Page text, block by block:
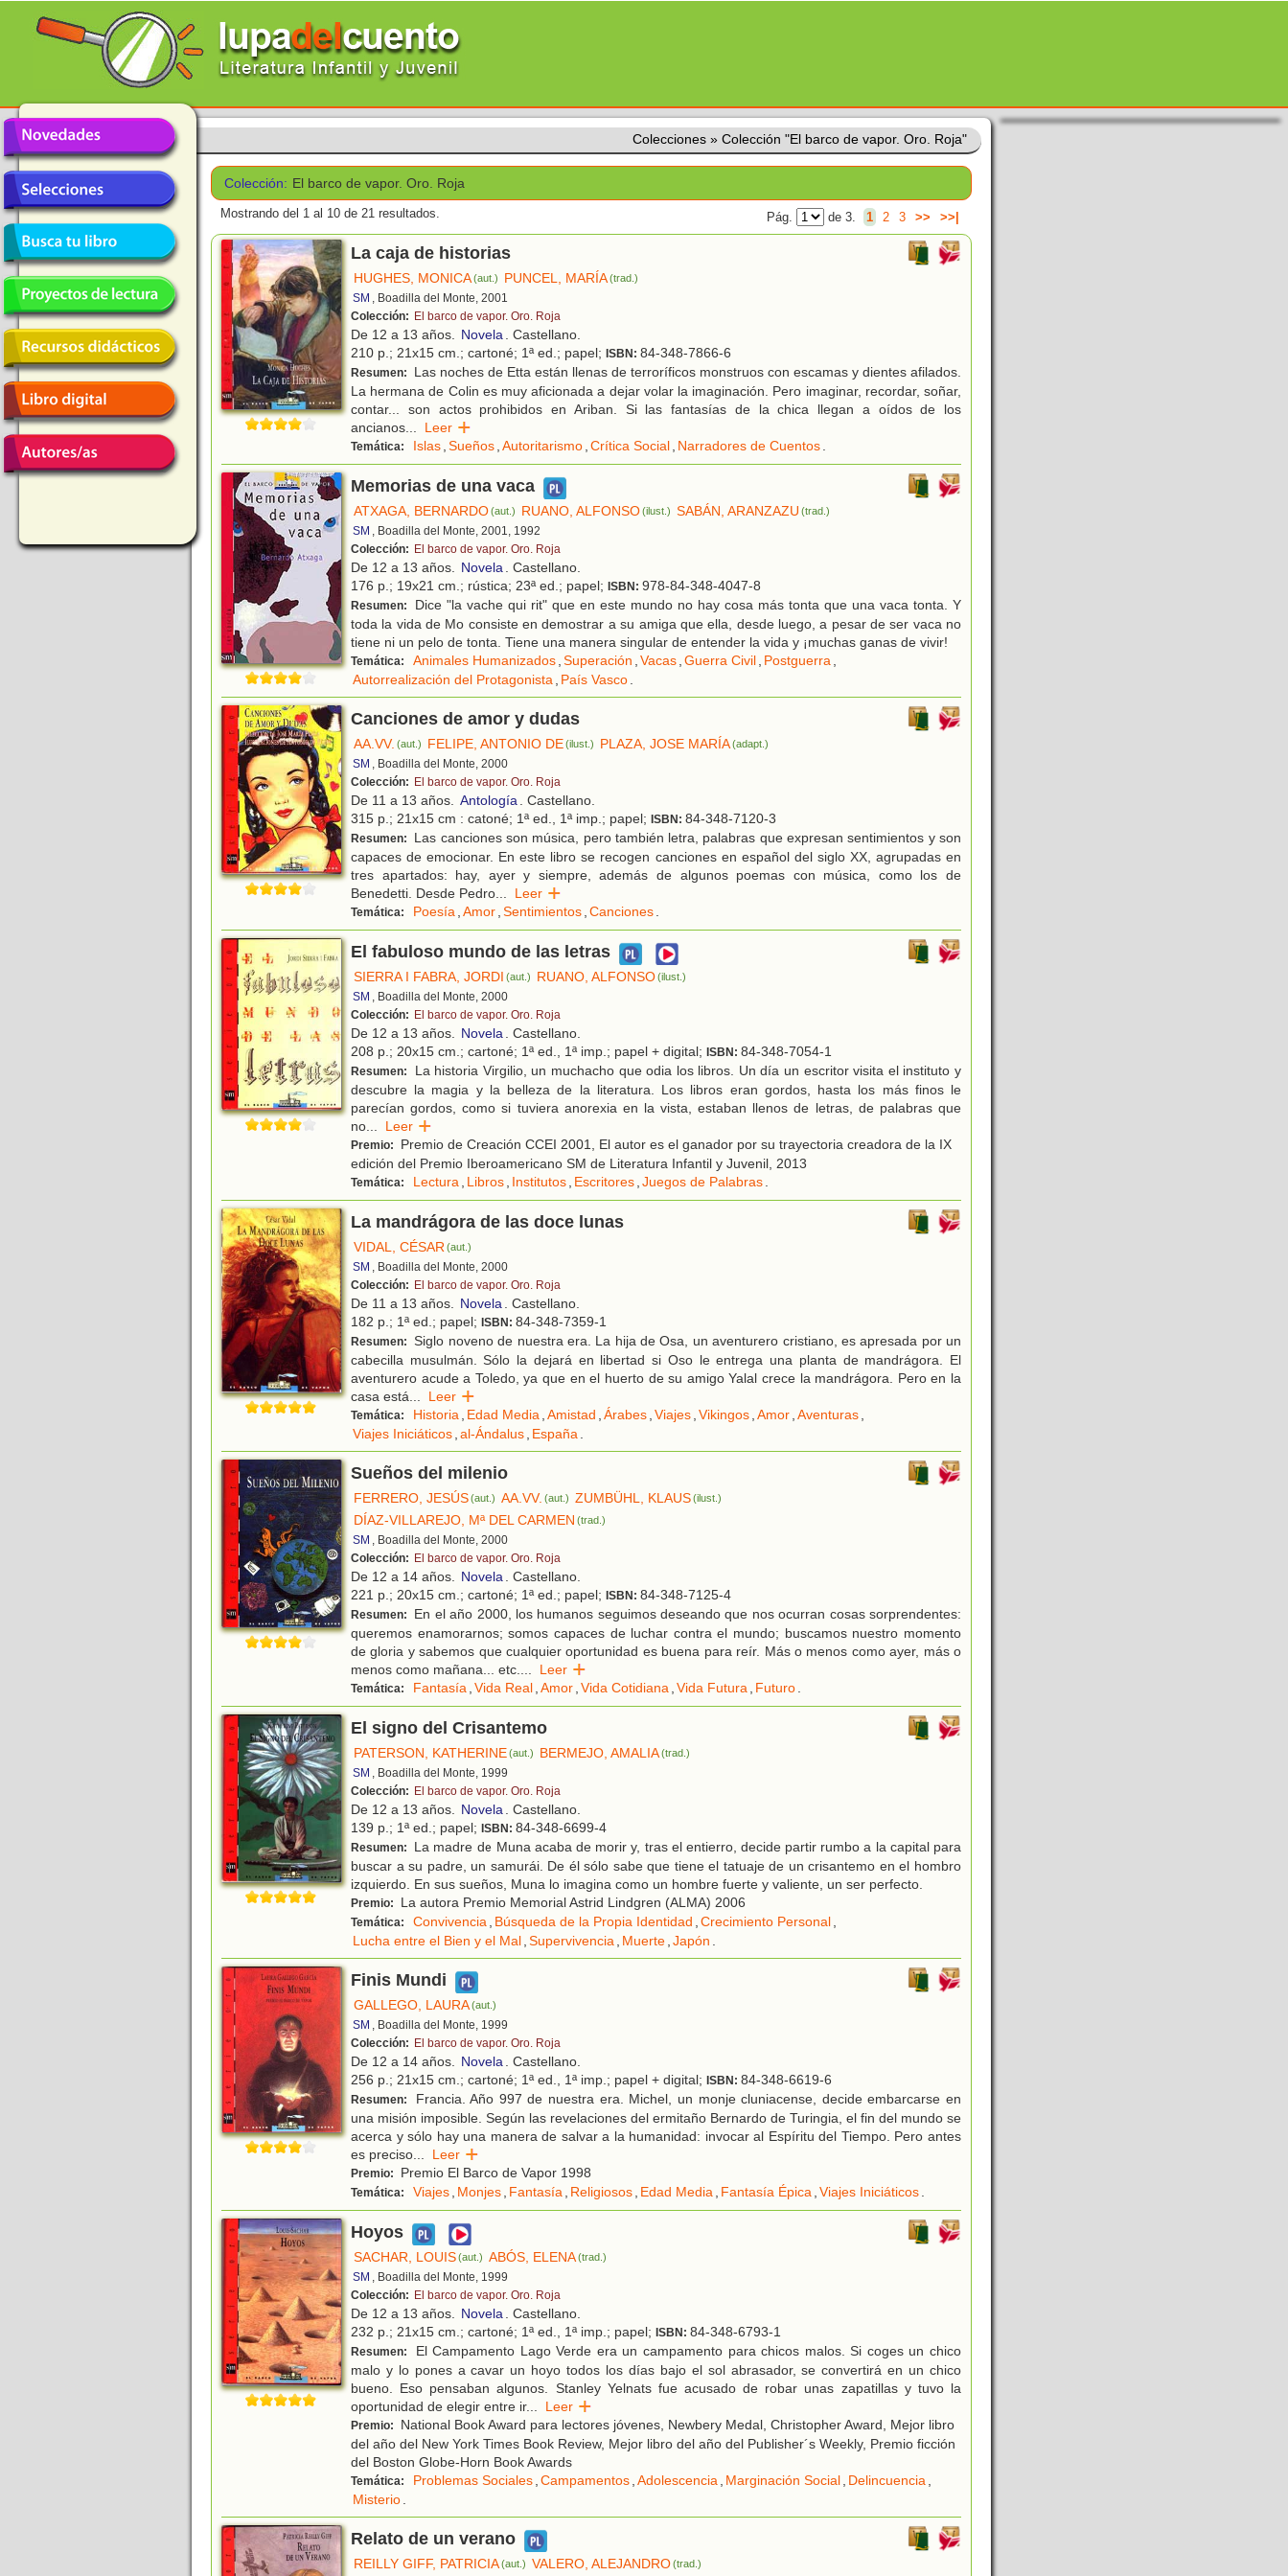
Colecciones » Colección "El barco de vapor. Oro. Roja"
Colección: El barco de vapor. Oro. Roja
Mostrando del 1 al 10 de 21 resultados. Pág. de 3. 1 2 3 >> >>|
La caja de historias
HUGHES, MONICA(aut.) PUNCEL, MARÍA(trad.)
SM , Boadilla del Monte, 2001
Colección: El barco de vapor. Oro. Roja
De 12 a 13 años. Novela. Castellano.
210 p.; 21x15 cm.; cartoné; 1ª ed.; papel; ISBN: 84-348-7866-6
Resumen:
Las noches de Etta están llenas de terroríficos monstruos con escamas y dientes afilados.
La hermana de Colin es muy aficionada a dejar volar la imaginación. Pero imaginar, recordar, soñar,
contar... son actos prohibidos en Ariban. Si las fantasías de la chica llegan a oídos de los
ancianos... Leer
Temática: Islas,Sueños,Autoritarismo,Crítica Social, Narradores de Cuentos.
Memorias de una vaca
ATXAGA, BERNARDO(aut.) RUANO, ALFONSO(ilust.) SABÁN, ARANZAZU (trad.)
SM , Boadilla del Monte, 2001, 1992
Colección: El barco de vapor. Oro. Roja
De 12 a 13 años. Novela. Castellano.
176 p.; 19x21 cm.; rústica; 23ª ed.; papel; ISBN: 978-84-348-4047-8
Resumen:
Dice "la vache qui rit" que en este mundo no hay cosa más tonta que una vaca tonta. Y
toda la vida de Mo consiste en demostrar a su amiga que ella, desde luego, a pesar de ser vaca no
tiene ni un pelo de tonta. Tiene una manera singular de entender la vida y ¡muchas ganas de vivir!
Temática: Animales Humanizados,Superación ,Vacas,Guerra Civil, Postguerra,
Autorrealización del Protagonista, País Vasco.
Canciones de amor y dudas
AA.VV. (aut.) FELIPE, ANTONIO DE(ilust.) PLAZA, JOSE MARÍA(adapt.)
SM , Boadilla del Monte, 2000
Colección: El barco de vapor. Oro. Roja
De 11 a 13 años. Antología. Castellano.
315 p.; 21x15 cm : catoné; 1ª ed., 1ª imp.; papel; ISBN: 84-348-7120-3
Resumen:
Las canciones son música, pero también letra, palabras que expresan sentimientos y son
capaces de emocionar. En este libro se recogen canciones en español del siglo XX, agrupadas en
tres apartados: hay, ayer y siempre, además de algunos poemas con música, como los de
Benedetti. Desde Pedro... Leer
Temática: Poesía,Amor,Sentimientos,Canciones.
El fabuloso mundo de las letras
SIERRA I FABRA, JORDI (aut.) RUANO, ALFONSO(ilust.)
SM , Boadilla del Monte, 2000
Colección: El barco de vapor. Oro. Roja
De 12 a 13 años. Novela. Castellano.
208 p.; 20x15 cm.; cartoné; 1ª ed., 1ª imp.; papel + digital; ISBN: 84-348-7054-1
Resumen:
La historia Virgilio, un muchacho que odia los libros. Un día un escritor visita el instituto y
descubre la magia y la belleza de la literatura. Los libros eran gordos, hasta los más finos le
parecían gordos, como si tuviera anorexia en la vista, estaban llenos de letras, de palabras que
no... Leer
Premio:
Premio de Creación CCEI 2001, El autor es el ganador por su trayectoria creadora de la IX
edición del Premio Iberoamericano SM de Literatura Infantil y Juvenil, 2013
Temática: Lectura, Libros, Institutos, Escritores,Juegos de Palabras.
La mandrágora de las doce lunas
VIDAL, CÉSAR(aut.)
SM , Boadilla del Monte, 2000
Colección: El barco de vapor. Oro. Roja
De 11 a 13 años. Novela. Castellano.
182 p.; 1ª ed.; papel; ISBN: 84-348-7359-1
Resumen: Siglo noveno de nuestra era. La hija de Osa, un aventurero cristiano, es apresada por un
cabecilla musulmán. Sólo la dejará en libertad si Oso le entrega una planta de mandrágora. El
aventurero acude a Toledo, ya que en el huerto de su amigo Yalal crece la mandrágora. Pero en la
casa está... Leer
Temática: Historia, Edad Media,Amistad ,Árabes,Viajes,Vikingos,Amor,Aventuras,
Viajes Iniciáticos,al-Ándalus, España.
Sueños del milenio
FERRERO, JESÚS(aut.) AA.VV. (aut.) ZUMBÜHL, KLAUS (ilust.)
DÍAZ-VILLAREJO, Mª DEL CARMEN (trad.)
SM , Boadilla del Monte, 2000
Colección: El barco de vapor. Oro. Roja
De 12 a 14 años. Novela. Castellano.
221 p.; 20x15 cm.; cartoné; 1ª ed.; papel; ISBN: 84-348-7125-4
Resumen:
En el año 2000, los humanos seguimos deseando que nos ocurran cosas sorprendentes:
queremos enamorarnos; somos capaces de luchar contra el mundo; buscamos nuestro momento
de gloria y sabemos que cualquier oportunidad es buena para reír. Más o menos como ayer, más o
menos como mañana... etc.... Leer
Temática: Fantasía,Vida Real,Amor,Vida Cotidiana,Vida Futura, Futuro.
El signo del Crisantemo
PATERSON, KATHERINE(aut.) BERMEJO, AMALIA(trad.)
SM , Boadilla del Monte, 1999
Colección: El barco de vapor. Oro. Roja
De 12 a 13 años. Novela. Castellano.
139 p.; 1ª ed.; papel; ISBN: 84-348-6699-4
Resumen:
La madre de Muna acaba de morir y, tras el entierro, decide partir rumbo a la capital para
buscar a su padre, un samurái. De él sólo sabe que tiene el tatuaje de un crisantemo en el hombro
izquierdo. En sus sueños, Muna lo imagina como un hombre fuerte y valiente, un ser perfecto.
Premio: La autora Premio Memorial Astrid Lindgren (ALMA) 2006
Temática: Convivencia, Búsqueda de la Propia Identidad ,Crecimiento Personal,
Lucha entre el Bien y el Mal,Supervivencia, Muerte,Japón .
Finis Mundi
GALLEGO, LAURA(aut.)
SM , Boadilla del Monte, 1999
Colección: El barco de vapor. Oro. Roja
De 12 a 14 años. Novela. Castellano.
256 p.; 21x15 cm.; cartoné; 1ª ed., 1ª imp.; papel + digital; ISBN: 84-348-6619-6
Resumen:
Francia. Año 997 de nuestra era. Michel, un monje cluniacense, decide embarcarse en
una misión imposible. Según las revelaciones del ermitaño Bernardo de Turingia, el fin del mundo se
acerca y sólo hay una manera de salvar a la humanidad: invocar al Espíritu del Tiempo. Pero antes
es preciso... Leer
Premio: Premio El Barco de Vapor 1998
Temática: Viajes, Monjes, Fantasía, Religiosos, Edad Media, Fantasía Épica,Viajes Iniciáticos.
Hoyos
SACHAR, LOUIS(aut.) ABÓS, ELENA(trad.)
SM , Boadilla del Monte, 1999
Colección: El barco de vapor. Oro. Roja
De 12 a 13 años. Novela. Castellano.
232 p.; 21x15 cm.; cartoné; 1ª ed., 1ª imp.; papel; ISBN: 84-348-6793-1
Resumen:
El Campamento Lago Verde era un campamento para chicos malos. Si coges un chico
malo y lo pones a cavar un hoyo todos los días bajo el sol abrasador, se convertirá en un chico
bueno. Eso pensaban algunos. Stanley Yelnats fue acusado de robar unas zapatillas y tuvo la
oportunidad de elegir entre ir... Leer
Premio:
National Book Award para lectores jóvenes, Newbery Medal, Christopher Award, Mejor libro
del año del New York Times Book Review, Mejor libro del año del Publisher´s Weekly, Premio ficción
del Boston Globe-Horn Book Awards
Temática: Problemas Sociales,Campamentos,Adolescencia, Marginación Social, Delincuencia,
Misterio.
Relato de un verano
REILLY GIFF, PATRICIA(aut.) VALERO, ALEJANDRO(trad.)